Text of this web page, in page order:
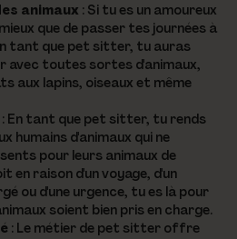
animaux : Si tu es un amoureux
que de passer tes journées à
tant que pet sitter, tu auras
avec toutes sortes d'animaux,
aux lapins, oiseaux et même
: En tant que pet sitter, tu rends
humains d'animaux qui ne
pour leurs animaux de
en raison d'un voyage, d'un
ou d'une urgence, tu es là pour
soient bien pris en charge.
: Le métier de pet sitter offre